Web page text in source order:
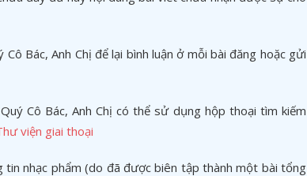
Bác, Anh Chị để lại bình luận ở mỗi bài đăng hoặc gửi
Cô Bác, Anh Chị có thể sử dụng hộp thoại tìm kiếm
viện giai thoại
nhạc phẩm (do đã được biên tập thành một bài tổng